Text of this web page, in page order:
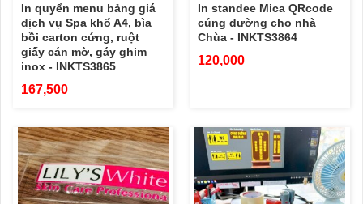
In quyển menu bảng giá
dịch vụ Spa khổ A4, bìa
bồi carton cứng, ruột
giấy cán mờ, gáy ghim
inox - INKTS3865
167,500
In standee Mica QRcode
cúng dường cho nhà
Chùa - INKTS3864
120,000